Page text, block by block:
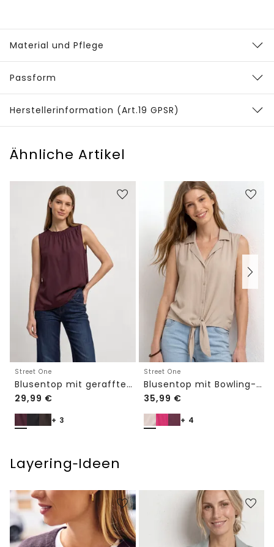
Material und Pflege
Passform
Herstellerinformation (Art.19 GPSR)
Ähnliche Artikel
Street One
Blusentop mit gerafftem Rundhals
29,99 €
+ 3
Street One
Blusentop mit Bowling-Kragen und Knoten
35,99 €
+ 4
Layering‑Ideen